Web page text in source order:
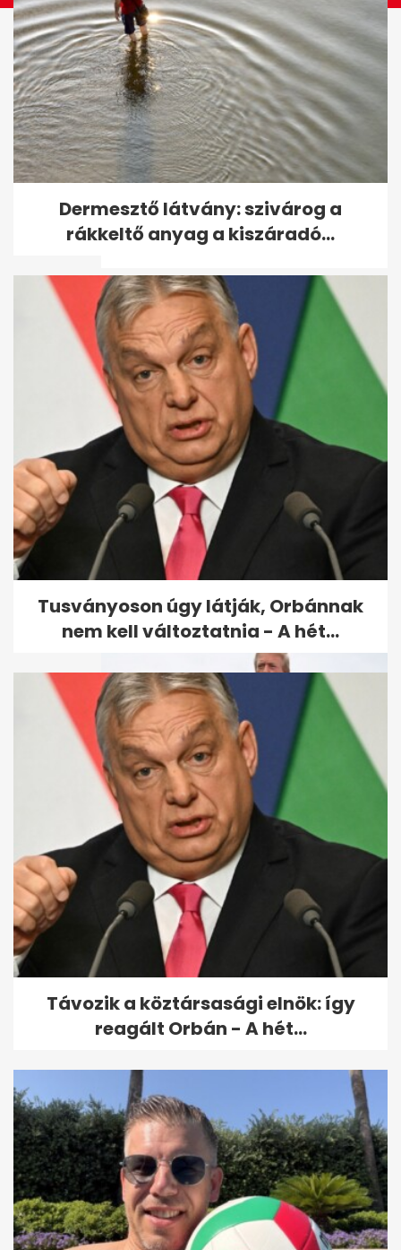
Jimmy Carter, aki visszaadta
a magyaroknak a Szent
Koronát: a 100...
Brutális pusztítást végzett a
Helene-hurrikán az Egyesült...
Lövések dördültek el Donald
Trump közelében, a volt
elnök...
Dermesztő látvány: szivárog a
rákkeltő anyag a kiszáradó...
Tusványoson úgy látják, Orbánnak
nem kell változtatnia - A hét...
Távozik a köztársasági elnök: így
reagált Orbán - A hét...